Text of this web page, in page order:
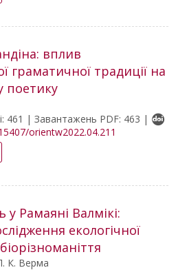
вплив
граматичної традиції на
поетику
461 | Завантажень PDF: 463 |
orientw2022.04.211
у Рамаяні Валмікі:
екологічної
К. Верма